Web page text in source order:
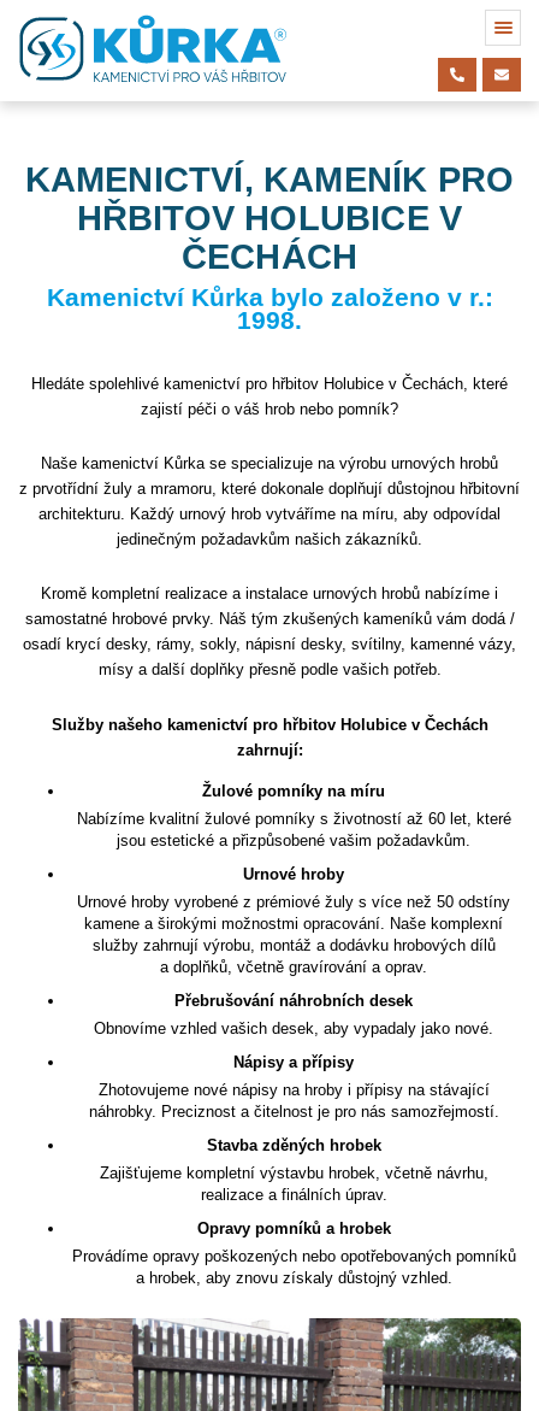
KAMENICTVÍ, KAMENÍK PRO
HŘBITOV HOLUBICE V
ČECHÁCH
Kamenictví Kůrka bylo založeno v r.:
1998.
Hledáte spolehlivé kamenictví pro hřbitov Holubice v Čechách, které
zajistí péči o váš hrob nebo pomník?
Naše kamenictví Kůrka se specializuje na výrobu urnových hrobů
z prvotřídní žuly a mramoru, které dokonale doplňují důstojnou hřbitovní
architekturu. Každý urnový hrob vytváříme na míru, aby odpovídal
jedinečným požadavkům našich zákazníků.
Kromě kompletní realizace a instalace urnových hrobů nabízíme i
samostatné hrobové prvky. Náš tým zkušených kameníků vám dodá /
osadí krycí desky, rámy, sokly, nápisní desky, svítilny, kamenné vázy,
mísy a další doplňky přesně podle vašich potřeb.
Služby našeho kamenictví pro hřbitov Holubice v Čechách
zahrnují:
Žulové pomníky na míru
Nabízíme kvalitní žulové pomníky s životností až 60 let, které
jsou estetické a přizpůsobené vašim požadavkům.
Urnové hroby
Urnové hroby vyrobené z prémiové žuly s více než 50 odstíny
kamene a širokými možnostmi opracování. Naše komplexní
služby zahrnují výrobu, montáž a dodávku hrobových dílů
a doplňků, včetně gravírování a oprav.
Přebrušování náhrobních desek
Obnovíme vzhled vašich desek, aby vypadaly jako nové.
Nápisy a přípisy
Zhotovujeme nové nápisy na hroby i přípisy na stávající
náhrobky. Preciznost a čitelnost je pro nás samozřejmostí.
Stavba zděných hrobek
Zajišťujeme kompletní výstavbu hrobek, včetně návrhu,
realizace a finálních úprav.
Opravy pomníků a hrobek
Provádíme opravy poškozených nebo opotřebovaných pomníků
a hrobek, aby znovu získaly důstojný vzhled.